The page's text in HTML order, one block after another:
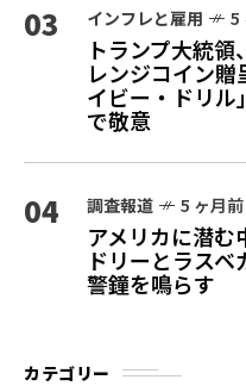
03 インフレと雇用 5
トランプ大統
レンジコイン
イビー・ドリル
で敬意
04 調査報道 5 ヶ月前
アメリカに潜
ドリーとラス
警鐘を鳴らす
カテゴリー